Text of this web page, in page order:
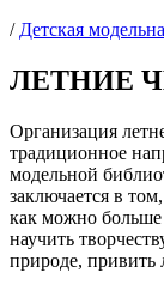
/ Детская
ЛЕТНИЕ
Организация
традиционное
модельной
заключается в
как можно больше
научить
природе, привить